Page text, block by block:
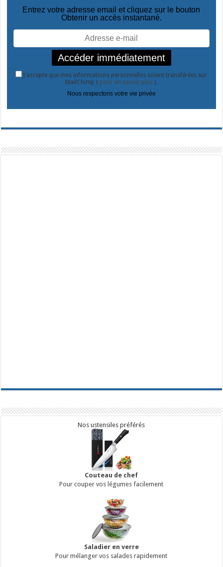
Entrez votre adresse email et cliquez sur le bouton
Obtenir un accès instantané.
J'accepte que mes informations personnelles soient transférées sur
MailChimp ( pour en savoir plus).
Nous respectons votre vie privée
Nos ustensiles préférés
Couteau de chef
Pour couper vos légumes facilement
Saladier en verre
Pour mélanger vos salades rapidement